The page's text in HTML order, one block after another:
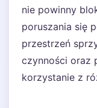
nie powinny
poruszania się
przestrzeń
czynności oraz
korzystanie z